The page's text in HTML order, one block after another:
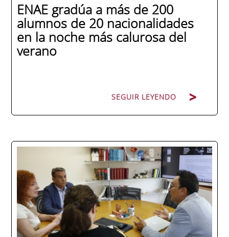
ENAE gradúa a más de 200
alumnos de 20 nacionalidades
en la noche más calurosa del
verano
SEGUIR LEYENDO
La promoción 2025/2026 de ENAE Business
School se convirtió en una de las más
internacionales de la historia de la escuela
en una ceremonia celebrada en Murcia
con 44 grados y más de 600 asistentes.
Ricardo Navarro, vicepresidente senior de
Generac Power Systems en Estados Unidos